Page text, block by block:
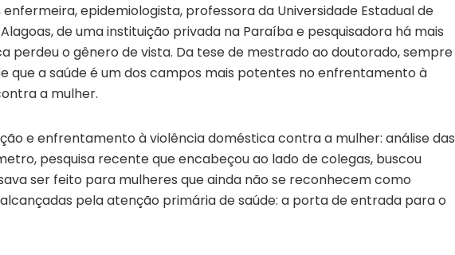
epidemiologista, professora da Universidade Estadual de
de uma instituição privada na Paraíba e pesquisadora há mais
perdeu o gênero de vista. Da tese de mestrado ao doutorado, sempre
que a saúde é um dos campos mais potentes no enfrentamento à
a mulher.
e enfrentamento à violência doméstica contra a mulher: análise das
pesquisa recente que encabeçou ao lado de colegas, buscou
ser feito para mulheres que ainda não se reconhecem como
pela atenção primária de saúde: a porta de entrada para o